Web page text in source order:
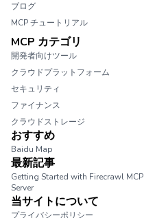
ブログ
MCP チュートリアル
MCP カテゴリ
開発者向けツール
クラウドプラットフォーム
セキュリティ
ファイナンス
クラウドストレージ
おすすめ
Baidu Map
最新記事
Getting Started with Firecrawl MCP
Server
当サイトについて
プライバシーポリシー